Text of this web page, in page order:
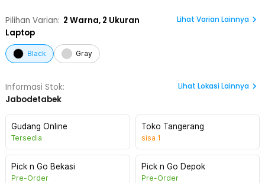
Pilihan Varian: 2 Warna, 2 Ukuran
Laptop
Lihat Varian Lainnya
Black Gray
Informasi Stok:
Jabodetabek
Lihat Lokasi Lainnya
Gudang Online
Tersedia
Toko Tangerang
sisa 1
Pick n Go Bekasi
Pre-Order
Pick n Go Depok
Pre-Order